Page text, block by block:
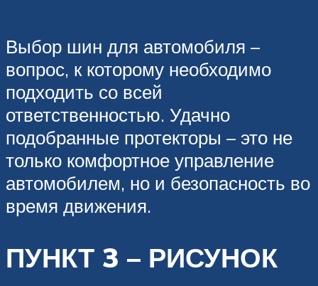
Выбор шин для автомобиля –
вопрос, к которому необходимо
подходить со всей
ответственностью. Удачно
подобранные протекторы – это не
только комфортное управление
автомобилем, но и безопасность во
время движения.
ПУНКТ 3 – РИСУНОК